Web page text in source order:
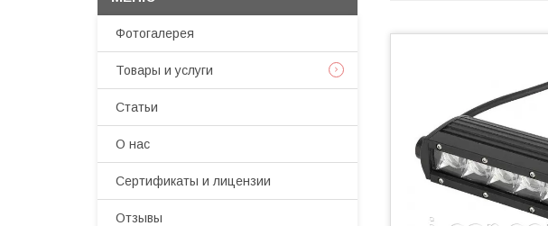
Фотогалерея
Товары и услуги
Статьи
О нас
Сертификаты и лицензии
Отзывы